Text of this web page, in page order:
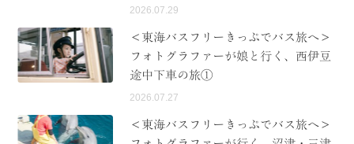
2026.07.29
＜東海バスフリーきっぷでバス旅へ＞
フォトグラファーが娘と行く、西伊豆
途中下車の旅①
2026.07.27
＜東海バスフリーきっぷでバス旅へ＞